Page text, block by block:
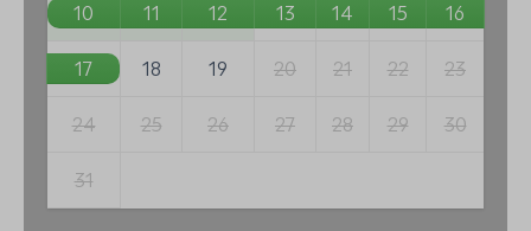
10 11 12 13 14 15 16
17 18 19 20 21 22 23
24 25 26 27 28 29 30
31